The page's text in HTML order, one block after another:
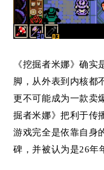
《挖掘者米娜》确实
脚，从外表到内核都
更不可能成为一款卖
掘者米娜》把利于传
游戏完全是依靠自身
碑，并被认为是26年